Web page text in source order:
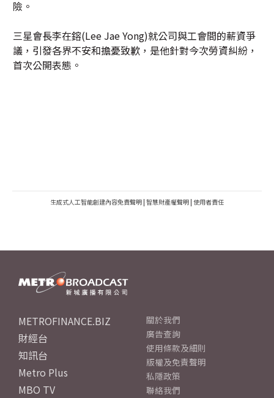
險。
三星會長李在鎔(Lee Jae Yong)就公司與工會間的薪資爭
議，引發各界不安和擔憂致歉，是他針對今次勞資糾紛，
首次公開表態。
生成式人工智能創建內容免責聲明 | 智慧財產權聲明 | 使用者責任
METROFINANCE.BIZ
財經台
知訊台
Metro Plus
MBO TV
關於我們
廣告查詢
使用條款及細則
版權及免責聲明
私隱政策
聯絡我們